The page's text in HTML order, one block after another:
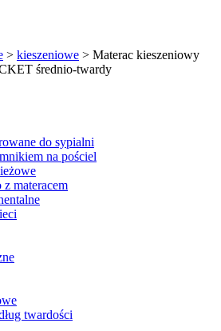
> kieszeniowe > Materac kieszeniowy
średnio-twardy
do sypialni
na pościel
z materacem
twardości